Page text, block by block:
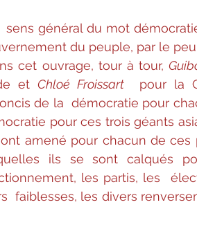
sens général du mot
du peuple, par le
cet ouvrage, tour à tour,
et Chloé Froissart
pour la
de la  démocratie pour
pour ces trois géants
amené pour chacun de
ils se sont calqués
les partis, les
faiblesses, les divers